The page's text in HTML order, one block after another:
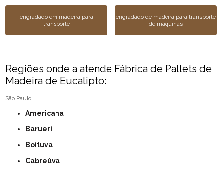
engradado em madeira para
transporte
engradado de madeira para transporte
de máquinas
Regiões onde a atende Fábrica de Pallets de
Madeira de Eucalipto:
São Paulo
Americana
Barueri
Boituva
Cabreúva